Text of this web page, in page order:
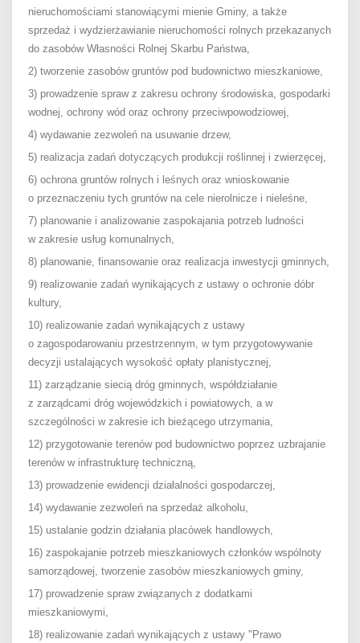
nieruchomościami stanowiącymi mienie Gminy, a także
sprzedaż i wydzierżawianie nieruchomości rolnych przekazanych
do zasobów Własności Rolnej Skarbu Państwa,
2) tworzenie zasobów gruntów pod budownictwo mieszkaniowe,
3) prowadzenie spraw z zakresu ochrony środowiska, gospodarki
wodnej, ochrony wód oraz ochrony przeciwpowodziowej,
4) wydawanie zezwoleń na usuwanie drzew,
5) realizacja zadań dotyczących produkcji roślinnej i zwierzęcej,
6) ochrona gruntów rolnych i leśnych oraz wnioskowanie
o przeznaczeniu tych gruntów na cele nierolnicze i nieleśne,
7) planowanie i analizowanie zaspokajania potrzeb ludności
w zakresie usług komunalnych,
8) planowanie, finansowanie oraz realizacja inwestycji gminnych,
9) realizowanie zadań wynikających z ustawy o ochronie dóbr
kultury,
10) realizowanie zadań wynikających z ustawy
o zagospodarowaniu przestrzennym, w tym przygotowywanie
decyzji ustalających wysokość opłaty planistycznej,
11) zarządzanie siecią dróg gminnych, współdziałanie
z zarządcami dróg wojewódzkich i powiatowych, a w
szczególności w zakresie ich bieżącego utrzymania,
12) przygotowanie terenów pod budownictwo poprzez uzbrajanie
terenów w infrastrukturę techniczną,
13) prowadzenie ewidencji działalności gospodarczej,
14) wydawanie zezwoleń na sprzedaż alkoholu,
15) ustalanie godzin działania placówek handlowych,
16) zaspokajanie potrzeb mieszkaniowych członków wspólnoty
samorządowej, tworzenie zasobów mieszkaniowych gminy,
17) prowadzenie spraw związanych z dodatkami
mieszkaniowymi,
18) realizowanie zadań wynikających z ustawy "Prawo